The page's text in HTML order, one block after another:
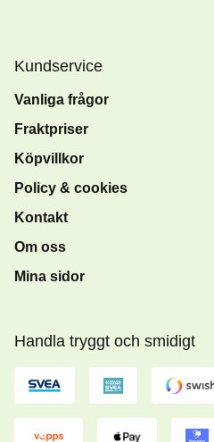
Kundservice
Vanliga frågor
Fraktpriser
Köpvillkor
Policy & cookies
Kontakt
Om oss
Mina sidor
Handla tryggt och smidigt